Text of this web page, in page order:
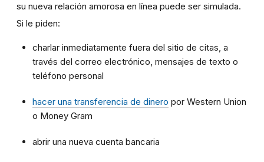
su nueva relación amorosa en línea puede ser simulada.
Si le piden:
charlar inmediatamente fuera del sitio de citas, a
través del correo electrónico, mensajes de texto o
teléfono personal
hacer una transferencia de dinero por Western Union
o Money Gram
abrir una nueva cuenta bancaria